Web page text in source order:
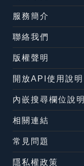
服務簡介
聯絡我們
版權聲明
開放API使用說明
內嵌搜尋欄位說明
相關連結
常見問題
隱私權政策